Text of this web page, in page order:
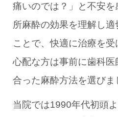
痛いのでは？」と不安
所麻酔の効果を理解し適
ことで、快適に治療を
心配な方は事前に歯科
合った麻酔方法を選びま
当院では1990年代初頭